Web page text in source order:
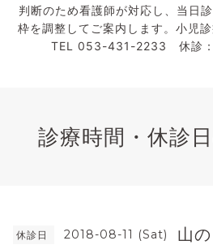
判断のため看護師が対応し、当日
枠を調整してご案内します。小児
TEL 053-431-2233 休診：
診療時間・休診
休診日 2018-08-11 (Sat) 山